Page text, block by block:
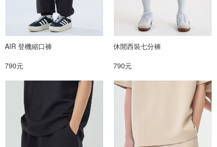
AIR 登機縮口褲
790元
休閒西裝七分褲
790元